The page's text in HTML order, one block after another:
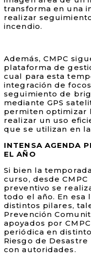
transforma en una
realizar
incendio.
Además, CMPC
plataforma de
cual para esta
integración de
seguimiento de
mediante GPS
permiten optimizar
realizar un uso
que se utilizan en
INTENSA AGENDA
EL AÑO
Si bien la
curso, desde
preventivo se
todo el año. En esa
distintos pilares,
Prevención
apoyados por
periódica en
Riesgo de Desastre
con autoridades.